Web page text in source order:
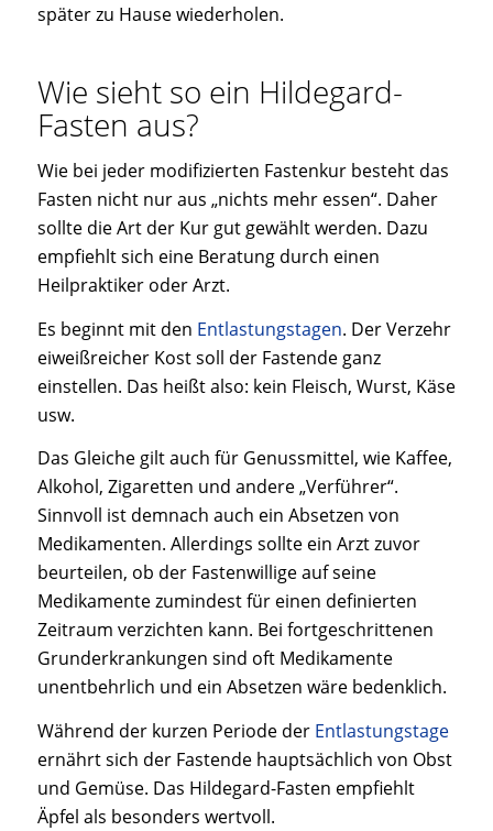
später zu Hause wiederholen.
Wie sieht so ein Hildegard-
Fasten aus?
Wie bei jeder modifizierten Fastenkur besteht das
Fasten nicht nur aus „nichts mehr essen“. Daher
sollte die Art der Kur gut gewählt werden. Dazu
empfiehlt sich eine Beratung durch einen
Heilpraktiker oder Arzt.
Es beginnt mit den Entlastungstagen. Der Verzehr
eiweißreicher Kost soll der Fastende ganz
einstellen. Das heißt also: kein Fleisch, Wurst, Käse
usw.
Das Gleiche gilt auch für Genussmittel, wie Kaffee,
Alkohol, Zigaretten und andere „Verführer“.
Sinnvoll ist demnach auch ein Absetzen von
Medikamenten. Allerdings sollte ein Arzt zuvor
beurteilen, ob der Fastenwillige auf seine
Medikamente zumindest für einen definierten
Zeitraum verzichten kann. Bei fortgeschrittenen
Grunderkrankungen sind oft Medikamente
unentbehrlich und ein Absetzen wäre bedenklich.
Während der kurzen Periode der Entlastungstage
ernährt sich der Fastende hauptsächlich von Obst
und Gemüse. Das Hildegard-Fasten empfiehlt
Äpfel als besonders wertvoll.